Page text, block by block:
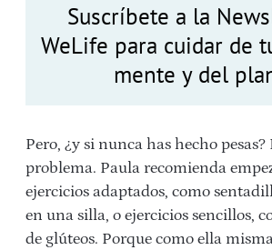
Suscríbete a la
WeLife para cuidar de
mente y del
Pero, ¿y si nunca has hecho
problema. Paula recomienda
ejercicios adaptados, como
en una silla, o ejercicios sencillos,
de glúteos. Porque como ella